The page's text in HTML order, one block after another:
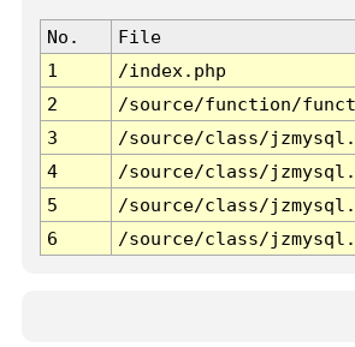
No. File
1
/index.php
2
/source/function/
3
/source/class/
4
/source/class/
5
/source/class/
6
/source/class/